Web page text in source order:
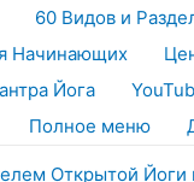
60 Видов и
Начинающих
Йога
Полное меню